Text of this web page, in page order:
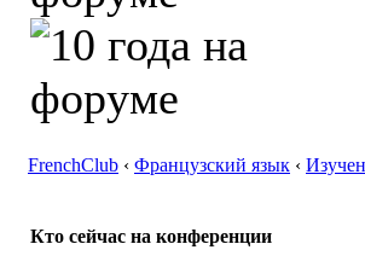
FrenchClub ‹ Французский язык ‹
Кто сейчас на конференции